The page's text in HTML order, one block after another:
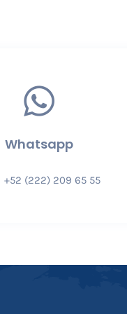
Whatsapp
+52 (222) 209 65 55